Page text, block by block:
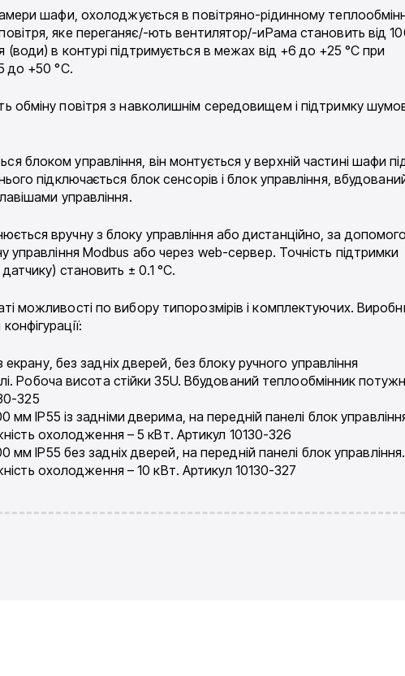
шафи, охолоджується в повітряно-рідинному
яке переганяє/-ють вентилятор/-иРама становить від
в контурі підтримується в межах від +6 до +25 °C при
до +50 °C.
обміну повітря з навколишнім середовищем і підтримку
блоком управління, він монтується у верхній частині шафи
підключається блок сенсорів і блок управління,
управління.
вручну з блоку управління або дистанційно, за
управління Modbus або через web-сервер. Точність підтримки
становить ± 0.1 °C.
можливості по вибору типорозмірів і комплектуючих.
без задніх дверей, без блоку ручного управління
Робоча висота стійки 35U. Вбудований теплообмінник
325
IP55 із задніми дверима, на передній панелі блок
охолодження – 5 кВт. Артикул 10130-326
IP55 без задніх дверей, на передній панелі блок управління.
охолодження – 10 кВт. Артикул 10130-327